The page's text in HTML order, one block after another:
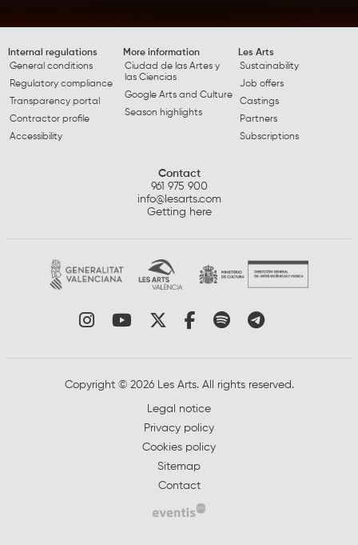
Internal regulations
General conditions
Regulatory compliance
Transparency portal
Contractor profile
Accessibility
More information
Ciudad de las Artes y
las Ciencias
Google Arts and Culture
Season highlights
Les Arts
Sustainability
Job offers
Castings
Partners
Subscriptions
Contact
961 975 900
info@lesarts.com
Getting here
Link to instagram
Link to youtube
Link to twitter
Link to facebook
Link to spotify
Link to
Copyright © 2026 Les Arts. All rights reserved.
Legal notice
Privacy policy
Cookies policy
Sitemap
Contact